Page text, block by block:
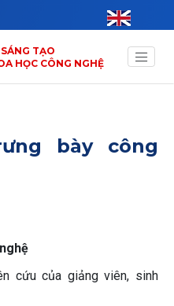
TẠO
HỌC CÔNG NGHỆ
bày công
cứu của giảng viên, sinh